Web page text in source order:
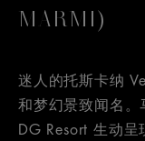
MARMI)
迷人的托斯卡纳
和梦幻景致闻名
DG Resort 生动呈